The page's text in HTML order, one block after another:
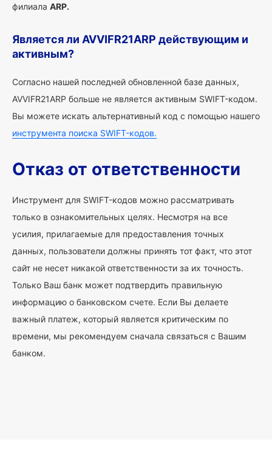
филиала ARP.
Является ли AVVIFR21ARP действующим и
активным?
Согласно нашей последней обновленной базе данных,
AVVIFR21ARP больше не является активным SWIFT-кодом.
Вы можете искать альтернативный код с помощью нашего
инструмента поиска SWIFT-кодов.
Отказ от ответственности
Инструмент для SWIFT-кодов можно рассматривать
только в ознакомительных целях. Несмотря на все
усилия, прилагаемые для предоставления точных
данных, пользователи должны принять тот факт, что этот
сайт не несет никакой ответственности за их точность.
Только Ваш банк может подтвердить правильную
информацию о банковском счете. Если Вы делаете
важный платеж, который является критическим по
времени, мы рекомендуем сначала связаться с Вашим
банком.